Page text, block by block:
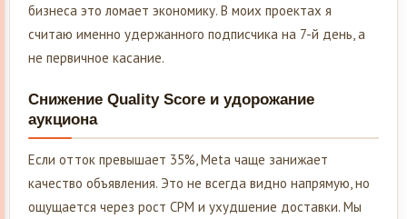
бизнеса это ломает экономику. В моих проектах я
считаю именно удержанного подписчика на 7-й день, а
не первичное касание.
Снижение Quality Score и удорожание
аукциона
Если отток превышает 35%, Meta чаще занижает
качество объявления. Это не всегда видно напрямую, но
ощущается через рост CPM и ухудшение доставки. Мы